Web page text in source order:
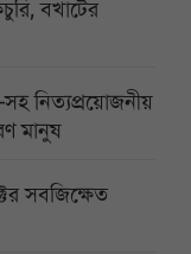
বখাটের
নিত্যপ্রয়োজনীয়
মানুষ
সবজিক্ষেত